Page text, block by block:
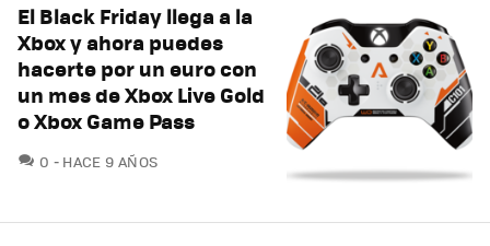
El Black Friday llega a la
Xbox y ahora puedes
hacerte por un euro con
un mes de Xbox Live Gold
o Xbox Game Pass
0 COMENTARIOS
HACE 9 AÑOS